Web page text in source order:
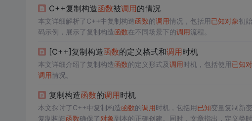
C++复制构造函数被调用的情况
本文详细解析了C++中复制构造 函数的调用情况，包括用已知对象初
码示例，展示了复制构造 函数在不同场景下的调用流程。
[C++]复制构造函数的定义格式和调用时机
本文详细介绍了复制构造 函数的定义形式及调用时机，包括使用已知
调用情况。
复制构造函数的调用时机
本文探讨了C++中复制构造 函数的调用时机，包括用已知变量复制新
复制构造 函数确保了对象副本的正确创建。同时，文章指出，定义类